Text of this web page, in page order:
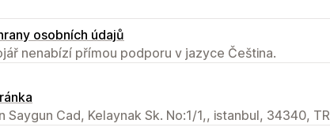
osobních údajů
nenabízí přímou podporu v jazyce Čeština.
Saygun Cad, Kelaynak Sk. No:1/1,, istanbul, 34340, TR